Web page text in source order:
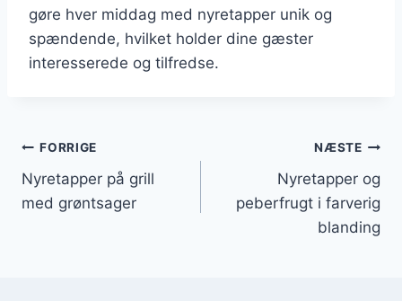
gøre hver middag med nyretapper unik og
spændende, hvilket holder dine gæster
interesserede og tilfredse.
Indlægsnavigation
FORRIGE
Nyretapper på grill
med grøntsager
NÆSTE
Nyretapper og
peberfrugt i farverig
blanding